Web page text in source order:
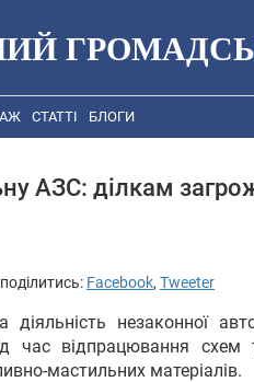
СТАТТІ БЛОГИ
АЗС: ділкам
поділитись: Facebook, Tweeter
незаконної
відпрацювання схем
мастильних матеріалів.